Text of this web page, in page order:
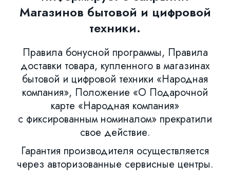
Магазинов бытовой и цифровой
техники.
Правила бонусной программы, Правила
доставки товара, купленного в магазинах
бытовой и цифровой техники «Народная
компания», Положение «О Подарочной
карте «Народная компания»
с фиксированным номиналом» прекратили
свое действие.
Гарантия производителя осуществляется
через авторизованные сервисные центры.